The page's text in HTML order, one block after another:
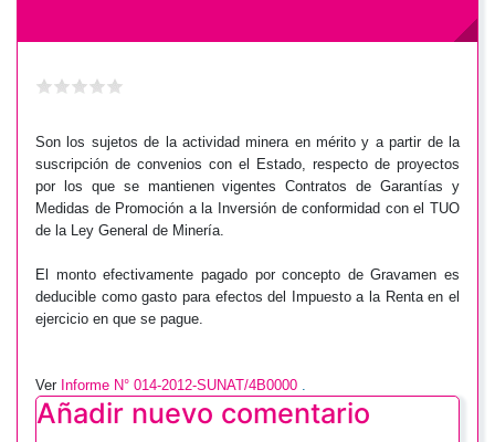
Son los sujetos de la actividad minera en mérito y a partir de la
suscripción de convenios con el Estado, respecto de proyectos
por los que se mantienen vigentes Contratos de Garantías y
Medidas de Promoción a la Inversión de conformidad con el TUO
de la Ley General de Minería.
El monto efectivamente pagado por concepto de Gravamen es
deducible como gasto para efectos del Impuesto a la Renta en el
ejercicio en que se pague.
Ver Informe N° 014-2012-SUNAT/4B0000 .
Añadir nuevo comentario